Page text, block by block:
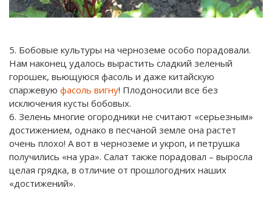
5. Бобовые культуры на черноземе особо порадовали.
Нам наконец удалось вырастить сладкий зеленый
горошек, вьющуюся фасоль и даже китайскую
спаржевую фасоль вигну! Плодоносили все без
исключения кусты бобовых.
6. Зелень многие огородники не считают «серьезным»
достижением, однако в песчаной земле она растет
очень плохо! А вот в черноземе и укроп, и петрушка
получились «на ура». Салат также порадовал – выросла
целая грядка, в отличие от прошлогодних наших
«достижений».